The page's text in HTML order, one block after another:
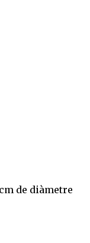
de diàmetre